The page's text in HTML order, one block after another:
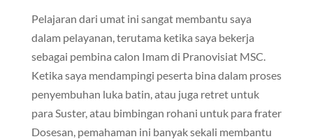
Pelajaran dari umat ini sangat membantu saya
dalam pelayanan, terutama ketika saya bekerja
sebagai pembina calon Imam di Pranovisiat MSC.
Ketika saya mendampingi peserta bina dalam proses
penyembuhan luka batin, atau juga retret untuk
para Suster, atau bimbingan rohani untuk para frater
Dosesan, pemahaman ini banyak sekali membantu